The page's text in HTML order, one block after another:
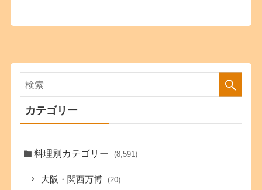
カテゴリー
料理別カテゴリー (8,591)
大阪・関西万博 (20)